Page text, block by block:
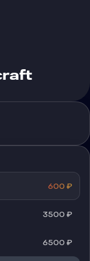
600 ₽
3500 ₽
6500 ₽